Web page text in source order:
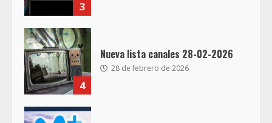
3
4
Nueva lista canales 28-02-2026
28 de febrero de 2026